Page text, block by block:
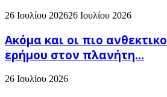
26 Ιουλίου 202626 Ιουλίου 2026
Ακόμα και οι πιο
ερήμου στον πλανήτη...
26 Ιουλίου 2026